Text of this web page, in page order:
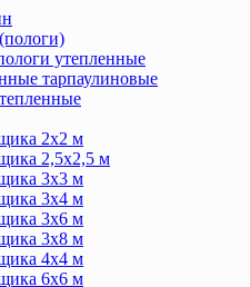
утепленные
тарпаулиновые
2х2 м
2,5х2,5 м
3х3 м
3х4 м
3х6 м
3х8 м
4х4 м
6х6 м